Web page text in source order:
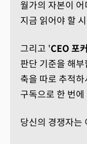
월가의 자본이
지금 읽어야 할
그리고 'CEO 포
판단 기준을 해부
축을 따로 추적하
구독으로 한 번
당신의 경쟁자는